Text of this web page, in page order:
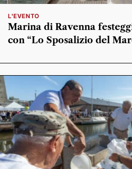
L'EVENTO
Marina di Ravenna
con “Lo Sposalizio del